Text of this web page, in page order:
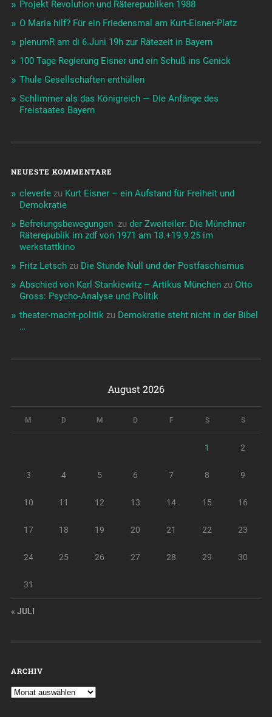
Projekt Revolution und Räterepubliken 1988
O Maria hilf? Für ein Friedensmal am Kurt-Eisner-Platz
plenumR am di 6.Juni 19h zur Rätezeit in Bayern
100 Tage Regierung Eisner und ein Schuß ins Genick
Thule Gesellschaften enthüllen
Schlimmer als das Königreich — Die Anfänge des
Freistaates Bayern
NEUESTE KOMMENTARE
cleverlezu Kurt Eisner – ein Aufstand für Freiheit und
Demokratie
Befreiungsbewegungen ️‍ zu der Zweiteiler: Die Münchner
Räterepublik im zdf von 1971 am 18.+19.9.25 im
werkstattkino
Fritz Letschzu Die Stunde Null und der Postfaschismus
Abschied von Karl Stankiewitz – Artikus Münchenzu Otto
Gross: Psycho-Analyse und Politik
theater-macht-politikzu Demokratie steht nicht in der Bibel
…
August 2026
M D M D F S S
1 2
3 4 5 6 7 8 9
10 11 12 13 14 15 16
17 18 19 20 21 22 23
24 25 26 27 28 29 30
31
« JULI
ARCHIV